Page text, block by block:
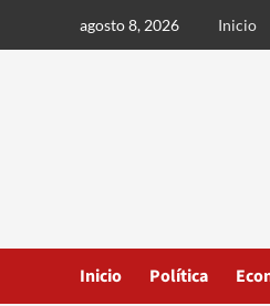
agosto 8, 2026 Inicio
Inicio Política